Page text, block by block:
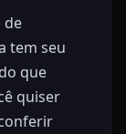
de
tem seu
que
quiser